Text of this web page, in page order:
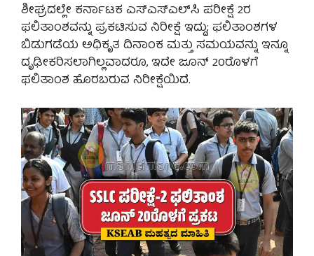
ಶೀಘ್ರದಲ್ಲೇ ಕರ್ನಾಟಕ ಎಸ್‌ಎಸ್‌ಎಲ್‌ಸಿ ಪರೀಕ್ಷೆ 2ರ
ಫಲಿತಾಂಶವನ್ನು ಪ್ರಕಟಿಸುವ ನಿರೀಕ್ಷೆ ಇದ್ದು; ಫಲಿತಾಂಶಗಳ
ಬಿಡುಗಡೆಯ ಅಧಿಕೃತ ದಿನಾಂಕ ಮತ್ತು ಸಮಯವನ್ನು ಇನ್ನೂ
ದೃಢೀಕರಿಸಲಾಗಿಲ್ಲವಾದರೂ, ಇದೇ ಜೂನ್ 20ರೊಳಗೆ
ಫಲಿತಾಂಶ ಹೊರಬರುವ ನಿರೀಕ್ಷೆಯಿದೆ.